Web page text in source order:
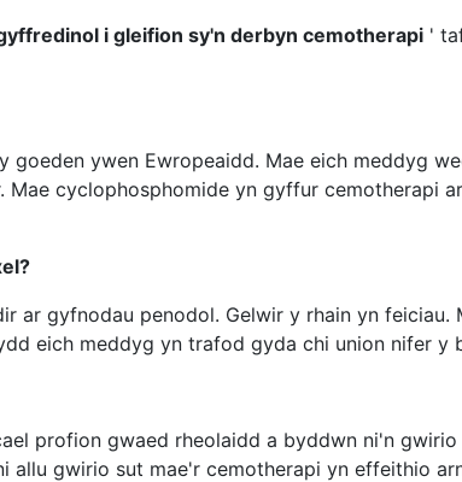
i gleifion sy'n derbyn cemotherapi '
ywen Ewropeaidd. Mae eich meddyg
cyclophosphomide yn gyffur cemotherapi
gyfnodau penodol. Gelwir y rhain yn feiciau.
eich meddyg yn trafod gyda chi union nifer y
profion gwaed rheolaidd a byddwn ni'n
allu gwirio sut mae'r cemotherapi yn effeithio